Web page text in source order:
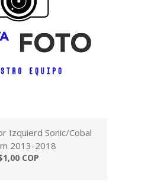
Izquierd Sonic/Cobal
2013-2018
COP